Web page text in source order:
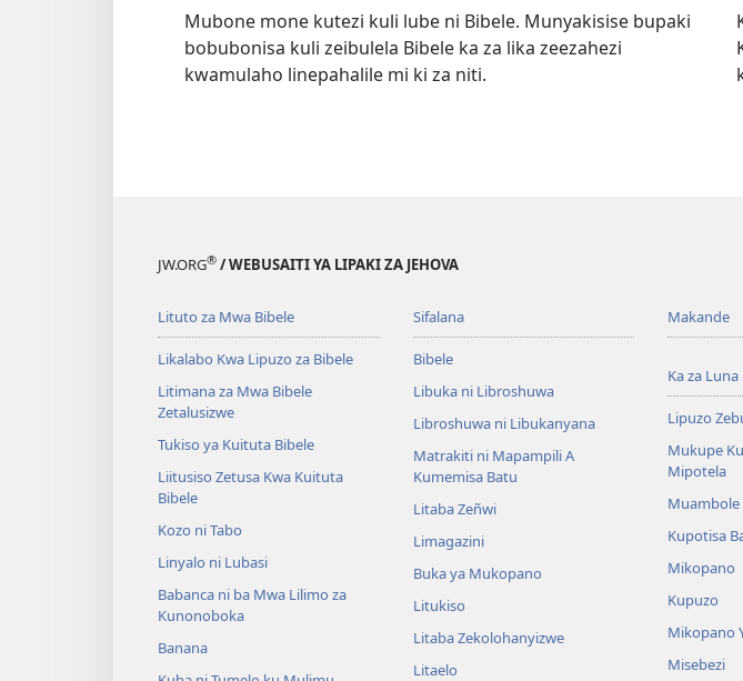
Mubone mone kutezi kuli lube ni Bibele. Munyakisise bupaki
bobubonisa kuli zeibulela Bibele ka za lika zeezahezi
kwamulaho linepahalile mi ki za niti.
JW.ORG® / WEBUSAITI YA LIPAKI ZA JEHOVA
Lituto za Mwa Bibele
Likalabo Kwa Lipuzo za Bibele
Litimana za Mwa Bibele
Zetalusizwe
Tukiso ya Kuituta Bibele
Liitusiso Zetusa Kwa Kuituta
Bibele
Kozo ni Tabo
Linyalo ni Lubasi
Babanca ni ba Mwa Lilimo za
Kunonoboka
Banana
Sifalana
Bibele
Libuka ni Libroshuwa
Libroshuwa ni Libukanyana
Matrakiti ni Mapampili A
Kumemisa Batu
Litaba Zeñwi
Limagazini
Buka ya Mukopano
Litukiso
Litaba Zekolohanyizwe
Litaelo
Makande
Ka za Luna
Lipuzo
Mukupe
Mipotela
Muambole
Kupotisa
Mikopano
Kupuzo
Mikopano
Misebezi